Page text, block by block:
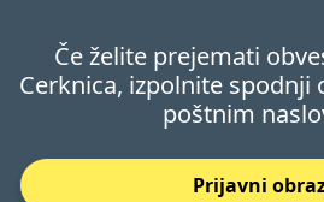
Če želite prejemati
Cerknica, izpolnite spodnji
poštnim
Prijavni